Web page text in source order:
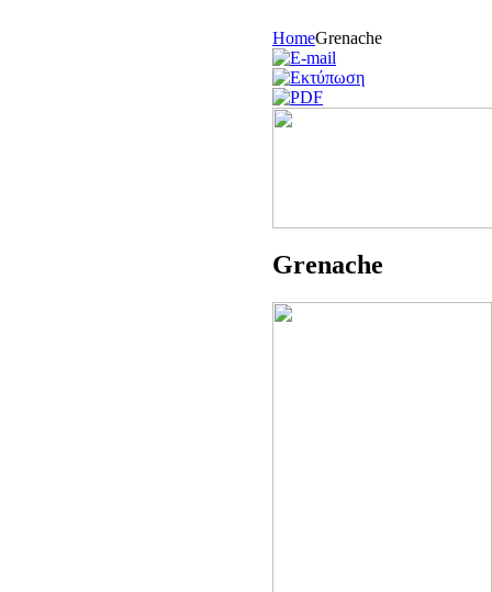
HomeGrenache
Grenache